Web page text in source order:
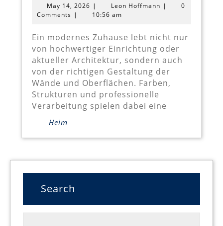
May 14, 2026 May
14,
| Leon Hoffmann Leon
|
0
Comments | 10:56 am
Ein modernes Zuhause lebt nicht nur
von hochwertiger Einrichtung oder
aktueller Architektur, sondern auch
von der richtigen Gestaltung der
Wände und Oberflächen. Farben,
Strukturen und professionelle
Verarbeitung spielen dabei eine
Heim
Search